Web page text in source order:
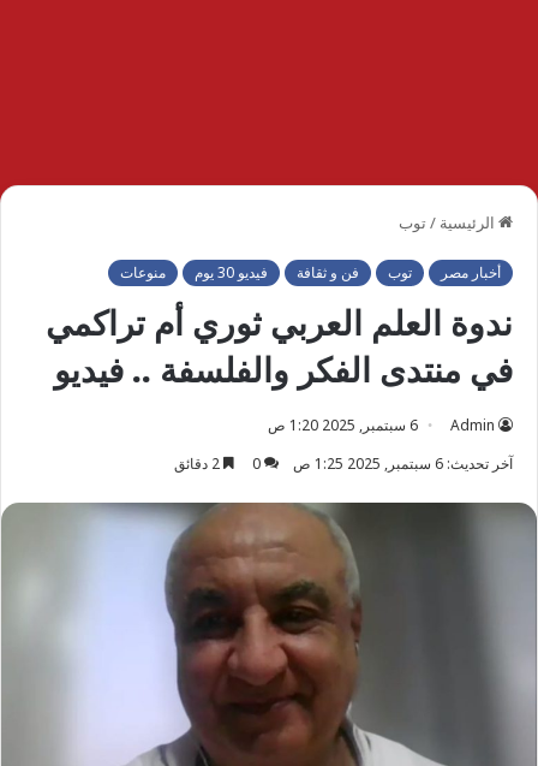
الرئيسية /توب
أخبار مصر توب فن و ثقافة فيديو 30 يوم منوعات
ندوة العلم العربي ثوري أم تراكمي
في منتدى الفكر والفلسفة .. فيديو
Admin
6 سبتمبر, 2025 1:20 ص
آخر تحديث: 6 سبتمبر, 2025 1:25 ص
0